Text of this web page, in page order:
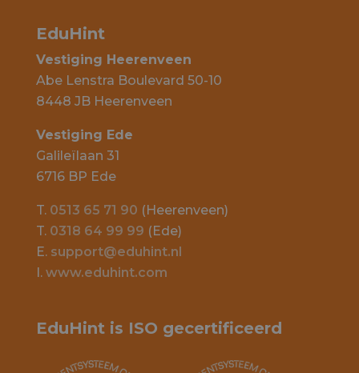
EduHint
Vestiging Heerenveen
Abe Lenstra Boulevard 50-10
8448 JB Heerenveen
Vestiging Ede
Galileïlaan 31
6716 BP Ede
T. 0513 65 71 90 (Heerenveen)
T. 0318 64 99 99 (Ede)
E. support@eduhint.nl
I. www.eduhint.com
EduHint is ISO gecertificeerd